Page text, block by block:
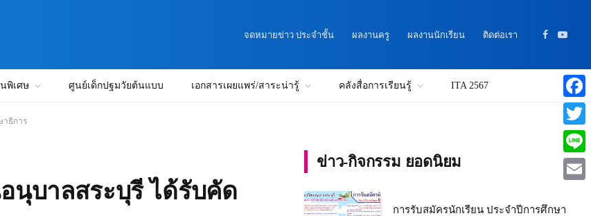
จดหมายข่าว ประจำชั้น ผลงานครู ผลงานนักเรียน ติดต่อเรา
Facebook
พิเศษ ศูนย์เด็กปฐมวัยต้นแบบ เอกสารเผยแพร่/สาระน่ารู้ คลังสื่อการเรียนรู้ ITA 2567
าธิการ
นุบาลสระบุรี ได้รับคัด
ข่าว-กิจกรรม ยอดนิยม
การรับสมัครนักเรียน ประจำปีการศึกษา
Line